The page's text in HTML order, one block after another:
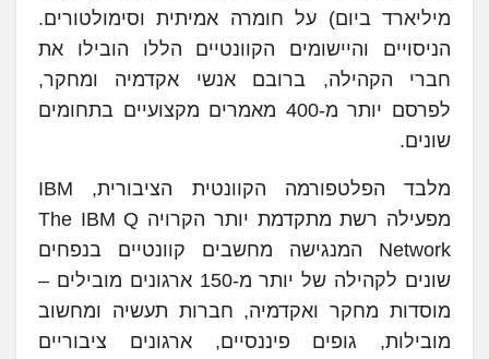
מיליארד ביום) על חומרה אמיתית וסימולטורים.
הניסויים והיישומים הקוונטיים הללו הובילו את
חברי הקהילה, ברובם אנשי אקדמיה ומחקר,
לפרסם יותר מ-400 מאמרים מקצועיים בתחומים
שונים.
מלבד הפלטפורמה הקוונטית הציבורית, IBM
מפעילה רשת מתקדמת יותר הקרויה The IBM Q
Network המנגישה מחשבים קוונטיים בנפחים
שונים לקהילה של יותר מ-150 ארגונים מובילים –
מוסדות מחקר ואקדמיה, חברות תעשיה ומחשוב
מובילות, גופים פיננסיים, ארגונים ציבוריים